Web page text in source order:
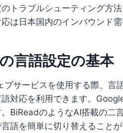
トラブルシューティング方
は日本国内のインバウンド
言語設定の基本
ブサービスを使用する際、言
語対応を利用できます。
BiReadのようなAI搭載の二
言語を簡単に切り替えること